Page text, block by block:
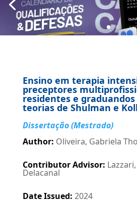
Ensino em terapia
preceptores
residentes e graduandos
teorias de Shulman e
Dissertação (Mestrado)
Author: Oliveira, Gabriela
Contributor Advisor:
Delacanal
Date Issued: 2024